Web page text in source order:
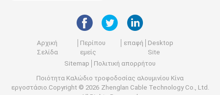
Αρχική
Σελίδα
Περίπου
εμείς
επαφή
Desktop
Site
Sitemap
Πολιτική απορρήτου
Ποιότητα Καλώδιο τροφοδοσίας αλουμινίου Κίνα
εργοστάσιο.Copyright © 2026 Zhenglan Cable Technology Co., Ltd.